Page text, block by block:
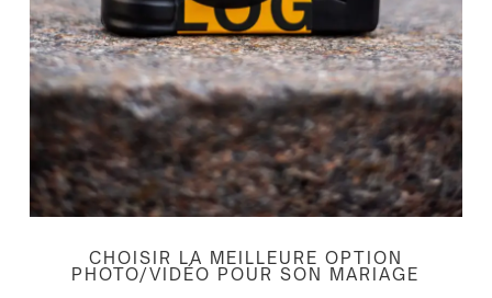
CHOISIR LA MEILLEURE OPTION
PHOTO/VIDÉO POUR SON MARIAGE